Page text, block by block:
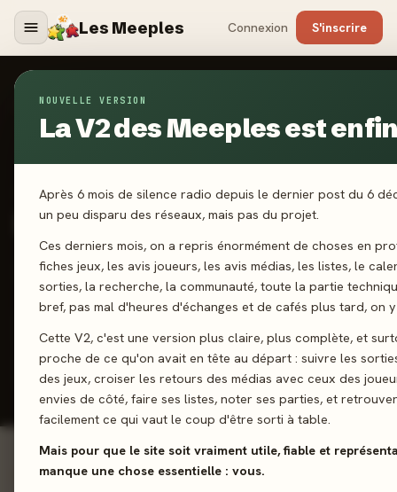
Les Meeples Connexion S'inscrire
NOUVELLE VERSION
La V2 des Meeples est
Après 6 mois de silence radio depuis le dernier post du 6
un peu disparu des réseaux, mais pas du projet.
Ces derniers mois, on a repris énormément de choses en
fiches jeux, les avis joueurs, les avis médias, les listes, le
sorties, la recherche, la communauté, toute la partie
bref, pas mal d'heures d'échanges et de cafés plus tard, on
Cette V2, c'est une version plus claire, plus complète, et
proche de ce qu'on avait en tête au départ : suivre les
des jeux, croiser les retours des médias avec ceux des
envies de côté, faire ses listes, noter ses parties, et
facilement ce qui vaut le coup d'être sorti à table.
Mais pour que le site soit vraiment utile, fiable et
manque une chose essentielle : vous.
Jeux/For a crown
2025·REPOS PRODUCTION
For a crown
3-5 joueurs 8 ans+ 30 min Bluff Deckbuilding
Donner mon avis
01 - LE JEU